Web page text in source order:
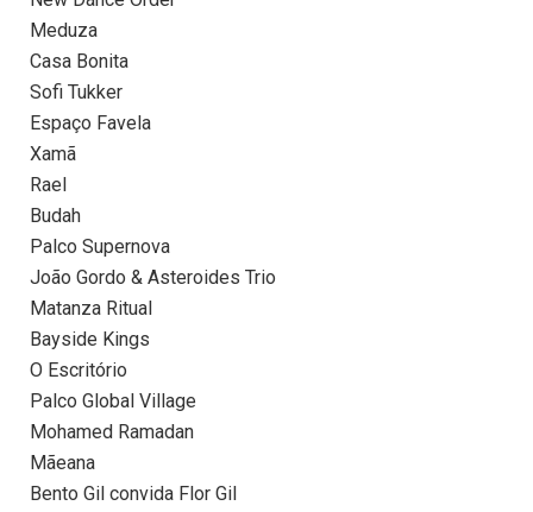
Meduza
Casa Bonita
Sofi Tukker
Espaço Favela
Xamã
Rael
Budah
Palco Supernova
João Gordo & Asteroides Trio
Matanza Ritual
Bayside Kings
O Escritório
Palco Global Village
Mohamed Ramadan
Mãeana
Bento Gil convida Flor Gil